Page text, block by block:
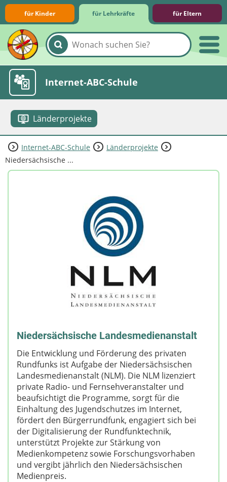
für Kinder für Lehrkräfte für Eltern
Lernmodule
Unterrichts­materialien
Internet-ABC-Schule
Länderprojekte
Praxishilfen
Aktuelles
Internet-ABC-Schule
Länderprojekte
Niedersächsische ...
Niedersächsische Landesmedienanstalt
Die Entwicklung und Förderung des privaten
Rundfunks ist Aufgabe der Niedersächsischen
Landesmedienanstalt (NLM). Die NLM lizenziert
private Radio- und Fernsehveranstalter und
beaufsichtigt die Programme, sorgt für die
Einhaltung des Jugendschutzes im Internet,
fördert den Bürgerrundfunk, engagiert sich bei
der Digitalisierung der Rundfunktechnik,
unterstützt Projekte zur Stärkung von
Medienkompetenz sowie Forschungsvorhaben
und vergibt jährlich den Niedersächsischen
Medienpreis.